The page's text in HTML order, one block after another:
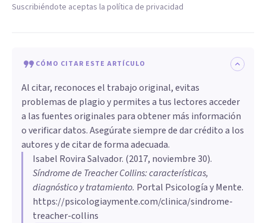
Suscribiéndote aceptas la política de privacidad
CÓMO CITAR ESTE ARTÍCULO
Al citar, reconoces el trabajo original, evitas
problemas de plagio y permites a tus lectores acceder
a las fuentes originales para obtener más información
o verificar datos. Asegúrate siempre de dar crédito a los
autores y de citar de forma adecuada.
Isabel Rovira Salvador. (2017, noviembre 30).
Síndrome de Treacher Collins: características,
diagnóstico y tratamiento. Portal Psicología y Mente.
https://psicologiaymente.com/clinica/sindrome-
treacher-collins